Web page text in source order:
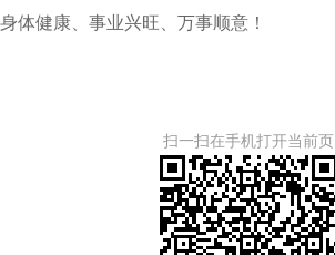
身体健康、事业兴旺、万事顺意！
扫一扫在手机打开当前页